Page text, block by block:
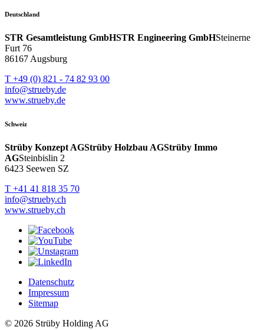
Deutschland
STR Gesamtleistung GmbHSTR Engineering GmbHSteinerne
Furt 76
86167 Augsburg
T +49 (0) 821 - 74 82 93 00
info@strueby.de
www.strueby.de
Schweiz
Strüby Konzept AGStrüby Holzbau AGStrüby Immo
AGSteinbislin 2
6423 Seewen SZ
T +41 41 818 35 70
info@strueby.ch
www.strueby.ch
Datenschutz
Impressum
Sitemap
© 2026 Strüby Holding AG